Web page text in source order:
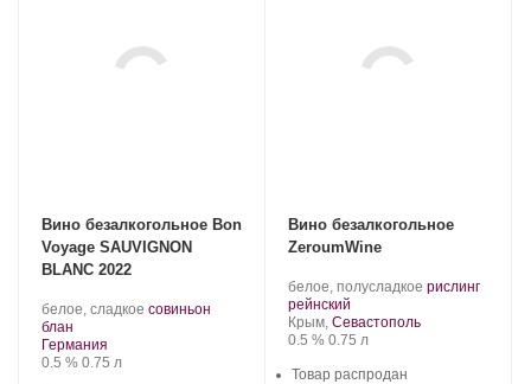
Вино безалкогольное Bon
Voyage SAUVIGNON
BLANC 2022
белое, сладкое .совиньон
блан
Регион:
Германия
Крепость
0.5 %. Объем
0.75 л
Вино безалкогольное
ZeroumWine
Производитель:
ZeroumWine.
белое, полусладкое .рислинг
рейнский
Регион:
Крым, Севастополь
Крепость
0.5 %. Объем
0.75 л
Товар распродан